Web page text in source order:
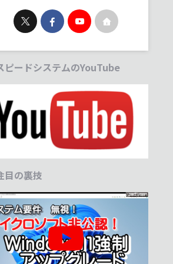
ピードシステムのYouTube
目の裏技